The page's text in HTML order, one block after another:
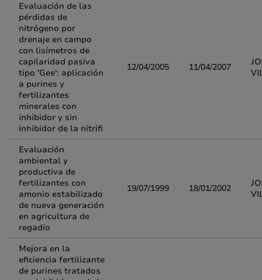
Evaluación de las
pérdidas de
nitrógeno por
drenaje en campo
con lisímetros de
capilaridad pasiva
tipo 'Gee': aplicación
a purines y
fertilizantes
minerales con
inhibidor y sin
inhibidor de la nitrifi
12/04/2005 11/04/2007
Evaluación
ambiental y
productiva de
fertilizantes con
amonio estabilizado
de nueva generación
en agricultura de
regadío
19/07/1999 18/01/2002
Mejora en la
eficiencia fertilizante
de purines tratados